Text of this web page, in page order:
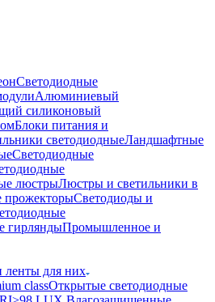
Светодиодные
Алюминиевый
силиконовый
Блоки питания и
светодиодныеЛандшафтные
Светодиодные
люстрыЛюстры и светильники в
прожекторыСветодиоды и
гирляндыПромышленное и
ленты для них
classОткрытые светодиодные